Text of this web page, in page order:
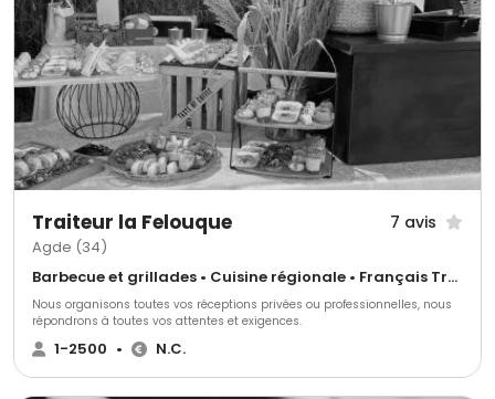
Traiteur la Felouque 7 avis
Agde (34)
Barbecue et grillades • Cuisine régionale • Français Traditionnel
Nous organisons toutes vos réceptions privées ou professionnelles, nous
répondrons à toutes vos attentes et exigences.
1-2500 • N.C.